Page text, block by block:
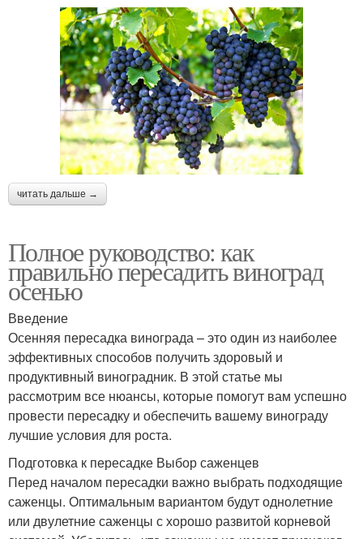
читать дальше →
Полное руководство: как
правильно пересадить виноград
осенью
Введение
Осенняя пересадка винограда – это один из наиболее
эффективных способов получить здоровый и
продуктивный виноградник. В этой статье мы
рассмотрим все нюансы, которые помогут вам успешно
провести пересадку и обеспечить вашему винограду
лучшие условия для роста.
Подготовка к пересадке Выбор саженцев
Перед началом пересадки важно выбрать подходящие
саженцы. Оптимальным вариантом будут однолетние
или двулетние саженцы с хорошо развитой корневой